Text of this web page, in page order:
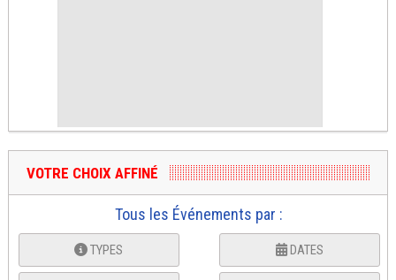
VOTRE CHOIX AFFINÉ
Tous les Événements par :
TYPES DATES